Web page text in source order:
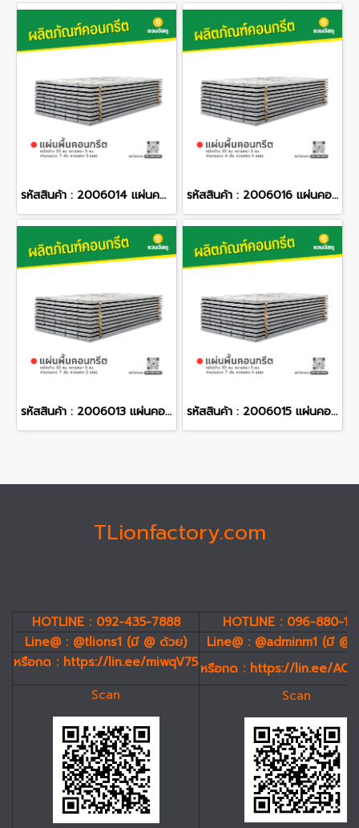
รหัสสินค้า : 2006014 แผ่นคอนกรีตสำเร็จรูป หน้ากว้าง 35 ซม. ความหนา 5 ซม. จำนวนลวด 7 เส้น ความยาว 3 เมตร รหัสสินค้า : 2006016 แผ่นคอนกรีตสำเร็จรูป หน้ากว้าง 35 ซม. ความหนา 5 ซม. จำนวนลวด 4 เส้น ความยาว 4 เมตร
รหัสสินค้า : 2006013 แผ่นคอนกรีตสำเร็จรูป หน้ากว้าง 35 ซม. ความหนา 5 ซม. จำนวนลวด 7 เส้น ความยาว 2 เมตร รหัสสินค้า : 2006015 แผ่นคอนกรีตสำเร็จรูป หน้ากว้าง 35 ซม. ความหนา 5 ซม. จำนวนลวด 7 เส้น ความยาว 4 เมตร
TLionfactory.com
HOTLINE : 092-435-7888
HOTLINE : 096-880-
Line@ : @tlions1 (มี @ ด้วย)
Line@ : @adminm1 (มี
หรือกด : https://lin.ee/miwqV75หรือกด : https://lin.ee/
Scan
Scan